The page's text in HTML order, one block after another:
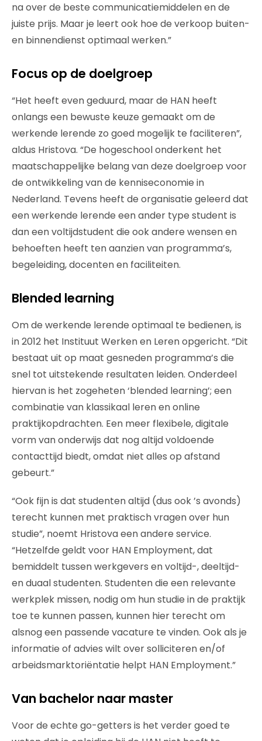
na over de beste communicatiemiddelen en de
juiste prijs. Maar je leert ook hoe de verkoop buiten-
en binnendienst optimaal werken.”
Focus op de doelgroep
“Het heeft even geduurd, maar de HAN heeft
onlangs een bewuste keuze gemaakt om de
werkende lerende zo goed mogelijk te faciliteren”,
aldus Hristova. “De hogeschool onderkent het
maatschappelijke belang van deze doelgroep voor
de ontwikkeling van de kenniseconomie in
Nederland. Tevens heeft de organisatie geleerd dat
een werkende lerende een ander type student is
dan een voltijdstudent die ook andere wensen en
behoeften heeft ten aanzien van programma’s,
begeleiding, docenten en faciliteiten.
Blended learning
Om de werkende lerende optimaal te bedienen, is
in 2012 het Instituut Werken en Leren opgericht. “Dit
bestaat uit op maat gesneden programma’s die
snel tot uitstekende resultaten leiden. Onderdeel
hiervan is het zogeheten ‘blended learning’; een
combinatie van klassikaal leren en online
praktijkopdrachten. Een meer flexibele, digitale
vorm van onderwijs dat nog altijd voldoende
contacttijd biedt, omdat niet alles op afstand
gebeurt.”
“Ook fijn is dat studenten altijd (dus ook ’s avonds)
terecht kunnen met praktisch vragen over hun
studie”, noemt Hristova een andere service.
“Hetzelfde geldt voor HAN Employment, dat
bemiddelt tussen werkgevers en voltijd-, deeltijd-
en duaal studenten. Studenten die een relevante
werkplek missen, nodig om hun studie in de praktijk
toe te kunnen passen, kunnen hier terecht om
alsnog een passende vacature te vinden. Ook als je
informatie of advies wilt over solliciteren en/of
arbeidsmarktoriëntatie helpt HAN Employment.”
Van bachelor naar master
Voor de echte go-getters is het verder goed te